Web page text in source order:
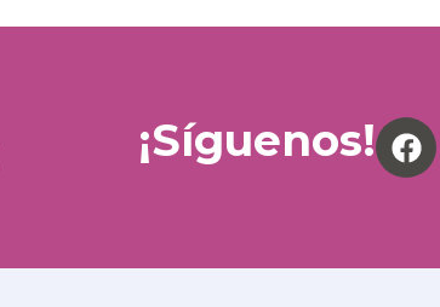
¡Síguenos!